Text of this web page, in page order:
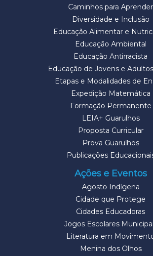
Caminhos para Aprender
Diversidade e Inclusão
Educação Alimentar e
Educação Ambiental
Educação Antirracista
Educação de Jovens e
Etapas e Modalidades de
Expedição Matemática
Formação Permanente
LEIA+ Guarulhos
Proposta Curricular
Prova Guarulhos
Publicações
Ações e Eventos
Agosto Indígena
Cidade que Protege
Cidades Educadoras
Jogos Escolares
Literatura em
Menina dos Olhos